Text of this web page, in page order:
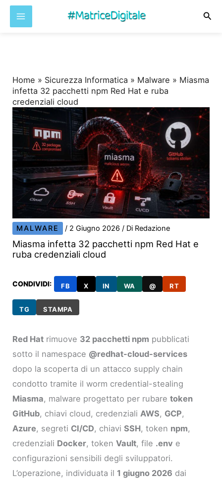
Home » Sicurezza Informatica » Malware » Miasma
infetta 32 pacchetti npm Red Hat e ruba
credenziali cloud
MALWARE / 2 Giugno 2026/ Di Redazione
Miasma infetta 32 pacchetti npm Red Hat e
ruba credenziali cloud
CONDIVIDI: FB X IN WA @ RT
TG STAMPA
Red Hat rimuove 32 pacchetti npm pubblicati
sotto il namespace @redhat-cloud-services
dopo la scoperta di un attacco supply chain
condotto tramite il worm credential-stealing
Miasma, malware progettato per rubaretoken
GitHub, chiavi cloud, credenziali AWS, GCP,
Azure, segreti CI/CD, chiaviSSH, token npm,
credenziali Docker, tokenVault, file .env e
configurazioni sensibili degli sviluppatori.
L’operazione, individuata il 1 giugno 2026 dai